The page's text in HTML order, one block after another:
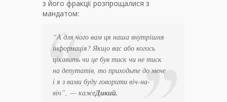
з його фракції розпрощалися з
мандатом:
“А для чого вам ця наша внутрішня
інформація? Якщо вас або когось
цікавить чи це був тиск чи не тиск
на депутатів, то приходьте до мене
і я з вами буду говорити віч-на-
віч”, — кажеДикий.